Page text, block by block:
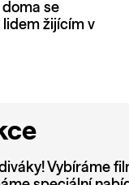
se
žijícím v
Vybíráme